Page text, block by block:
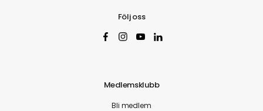
Följ oss
Medlemsklubb
Bli medlem